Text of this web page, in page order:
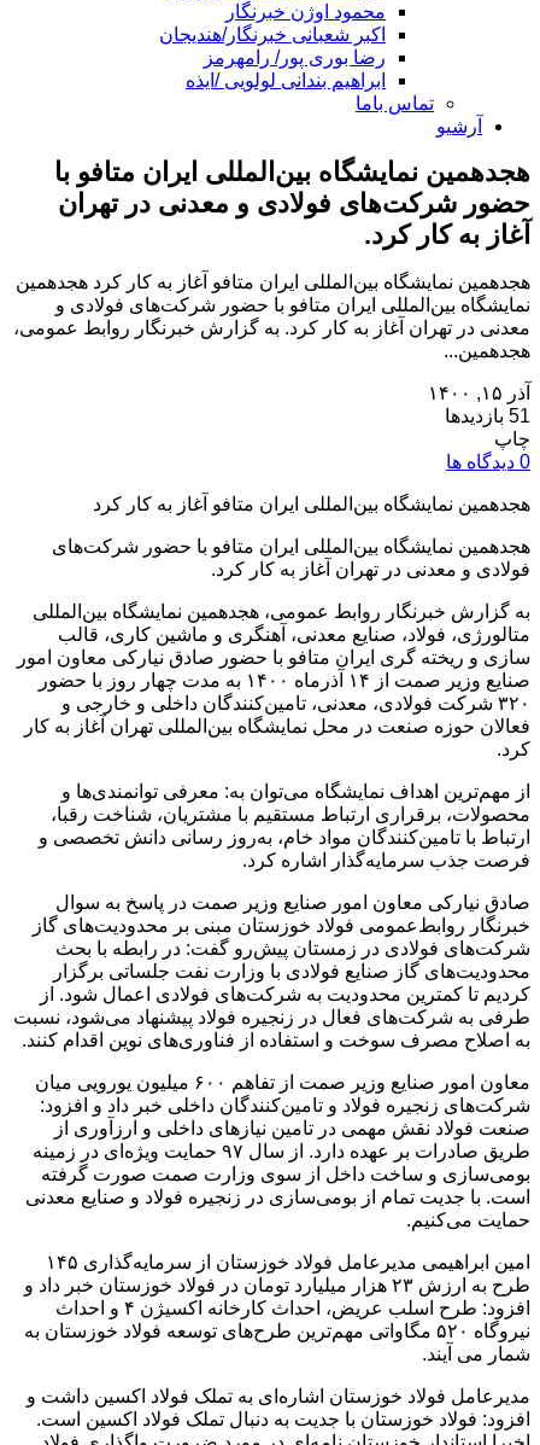
محمود اوژن خبرنگار
اکبر شعبانی خبرنگار/هندیجان
رضا بوری پور/ رامهرمز
ابراهیم بندانی لولویی /ایذه
تماس باما
آرشیو
هجدهمین نمایشگاه بین‌المللی ایران متافو با
حضور شرکت‌های فولادی و معدنی در تهران
آغاز به کار کرد.
هجدهمین نمایشگاه بین‌المللی ایران متافو آغاز به کار کرد هجدهمین
نمایشگاه بین‌المللی ایران متافو با حضور شرکت‌های فولادی و
معدنی در تهران آغاز به کار کرد. به گزارش خبرنگار روابط‌ عمومی،
هجدهمین...
آذر ۱۵, ۱۴۰۰
51 بازدیدها
چاپ
0 دیدگاه ها
هجدهمین نمایشگاه بین‌المللی ایران متافو آغاز به کار کرد
هجدهمین نمایشگاه بین‌المللی ایران متافو با حضور شرکت‌های
فولادی و معدنی در تهران آغاز به کار کرد.
به گزارش خبرنگار روابط‌ عمومی، هجدهمین نمایشگاه بین‌المللی
متالورژی، فولاد، صنایع معدنی، آهنگری و ماشین کاری، قالب
سازی و ریخته گری ایران متافو با حضور صادق نیارکی معاون امور
صنایع وزیر صمت از ۱۴ آذرماه ۱۴۰۰ به مدت چهار روز با حضور
۳۲۰ شرکت‌ فولادی، معدنی، تامین‌کنندگان داخلی و خارجی و
فعالان حوزه صنعت در محل نمایشگاه بین‌المللی تهران آغاز به کار
کرد.
از مهم‌ترین اهداف نمایشگاه می‌توان به: معرفی توانمندی‌ها و
محصولات، برقراری ارتباط مستقیم با مشتریان، شناخت رقبا،
ارتباط با تامین‌کنندگان مواد خام، به‌روز رسانی دانش تخصصی و
فرصت جذب سرمایه‌گذار اشاره کرد.
صادق نیارکی معاون امور صنایع وزیر صمت در پاسخ به سوال
خبرنگار روابط‌عمومی فولاد خوزستان مبنی بر محدودیت‌های گاز
شرکت‌های فولادی در زمستان پیش‌رو گفت: در رابطه با بحث
محدودیت‌های گاز صنایع فولادی با وزارت نفت جلساتی برگزار
کردیم تا کمترین محدودیت به شرکت‌های فولادی اعمال شود. از
طرفی به شرکت‌های فعال در زنجیره فولاد پیشنهاد می‌شود، نسبت
به اصلاح مصرف سوخت و استفاده از فناوری‌های نوین اقدام کنند.
معاون امور صنایع وزیر صمت از تفاهم ۶۰۰ میلیون یورویی میان
شرکت‌های زنجیره فولاد و تامین‌کنندگان داخلی خبر داد و افزود:
صنعت فولاد نقش مهمی در تامین نیازهای داخلی و ارزآوری از
طریق صادرات بر عهده دارد. از سال ۹۷ حمایت ویژه‌ای در زمینه
بومی‌سازی و ساخت داخل از سوی وزارت صمت صورت گرفته
است. با جدیت تمام از بومی‌سازی در زنجیره فولاد و صنایع معدنی
حمایت می‌کنیم.
امین ابراهیمی مدیرعامل فولاد خوزستان از سرمایه‌گذاری ۱۴۵
طرح به ارزش ۲۳ هزار میلیارد تومان در فولاد خوزستان خبر داد و
افزود: طرح اسلب عریض، احداث کارخانه اکسیژن ۴ و احداث
نیروگاه ۵۲۰ مگا‌واتی مهم‌ترین طرح‌های توسعه فولاد خوزستان به
شمار می آیند.
مدیرعامل فولاد خوزستان اشاره‌ای به تملک فولاد اکسین داشت و
افزود: فولاد خوزستان با جدیت به دنبال تملک فولاد اکسین است.